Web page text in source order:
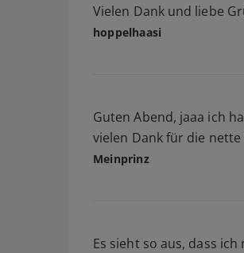
Vielen Dank und liebe
hoppelhaasi
Guten Abend, jaaa ich
vielen Dank für die
Meinprinz
Es sieht so aus, dass